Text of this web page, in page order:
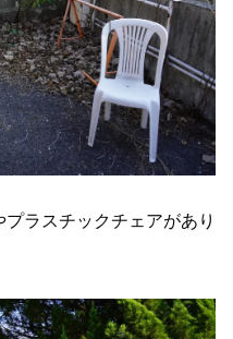
ラスチックチェアがあり